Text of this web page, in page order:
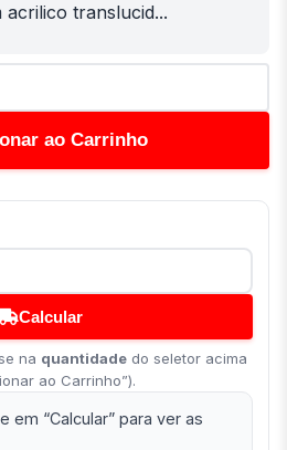
translucid...
ao Carrinho
Calcular
na quantidade do seletor acima
ao Carrinho”).
em “Calcular” para ver as